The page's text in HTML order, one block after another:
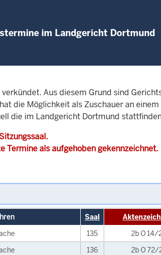
im Landgericht Dortmund
Aus diesem Grund sind
die Möglichkeit als Zuschauer an
die im Landgericht Dortmund
Termine als aufgehoben gekennzeichnet.
Saal
135
2b O 14/
136
2b O 72/